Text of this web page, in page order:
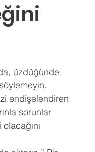
Boşanma Danışmanlığı
üzdüğünde
endişelendiren
sorunlar